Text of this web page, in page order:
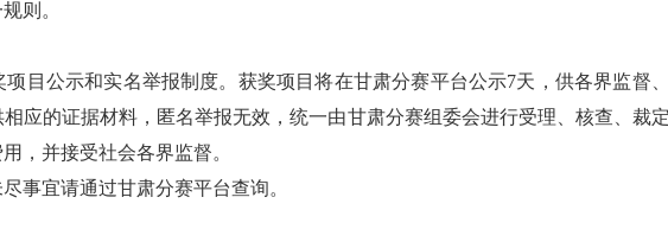
则。
目公示和实名举报制度。获奖项目将在甘肃分赛平台公示7天，供各界监督
应的证据材料，匿名举报无效，统一由甘肃分赛组委会进行受理、核查、裁
，并接受社会各界监督。
事宜请通过甘肃分赛平台查询。